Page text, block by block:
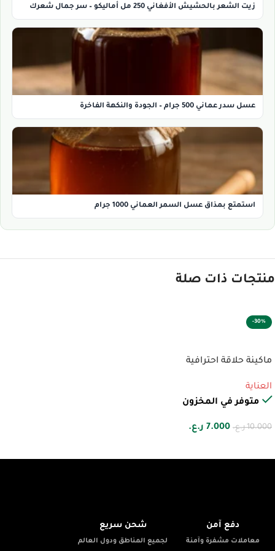
زيت الشعر بالحشيش الأفغاني 250 مل أماليكو – سر جمال شعرك
عسل سدر عماني 500 جرام – الجودة والنكهة الفاخرة
استمتع بمذاق عسل السمر العماني 1000 جرام
منتجات ذات صلة
-30%
ماكينة حلاقة احترافية
العناية
متوفر في المخزون
10.000 ر.ع. 7.000 ر.ع.
دفع آمن
معاملات مشفرة وآمنة
شحن سريع
لجميع المناطق ودول العالم